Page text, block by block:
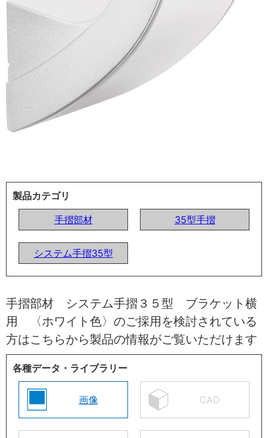
製品カテゴリ
手摺部材
35型手摺
システム手摺35型
手摺部材 システム手摺３５型 ブラケット横
用 〈ホワイト色〉のご採用を検討されている
方はこちらから製品の情報がご覧いただけます
各種データ・ライブラリー
画像 CAD